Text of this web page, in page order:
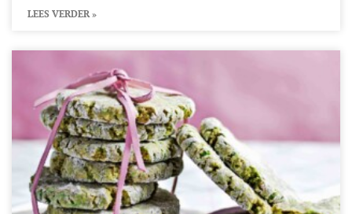
LEES VERDER »